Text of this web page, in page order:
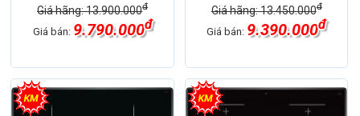
Giá hãng: 13.900.000đ
Giá bán: 9.790.000đ
Giá hãng: 13.450.000đ
Giá bán: 9.390.000đ